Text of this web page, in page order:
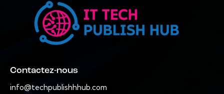
Contactez-nous
info@techpublishhhub.com